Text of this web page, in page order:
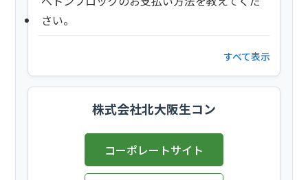
さい。
すべて表示
株式会社北大阪生コン
コーポレートサイト